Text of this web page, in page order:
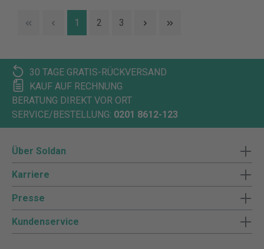
1 2 3
30 TAGE GRATIS-RÜCKVERSAND
KAUF AUF RECHNUNG
BERATUNG DIREKT VOR ORT
SERVICE/BESTELLUNG: 0201 8612-123
Über Soldan
Karriere
Presse
Kundenservice